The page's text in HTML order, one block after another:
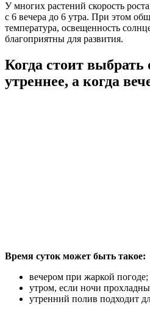
У многих растений скорость
с 6 вечера до 6 утра. При этом
температура, освещенность
благоприятны для развития.
Когда стоит выбрать
утреннее, а когда
Время суток может быть такое:
вечером при жаркой погоде;
утром, если ночи
утренний полив подходит